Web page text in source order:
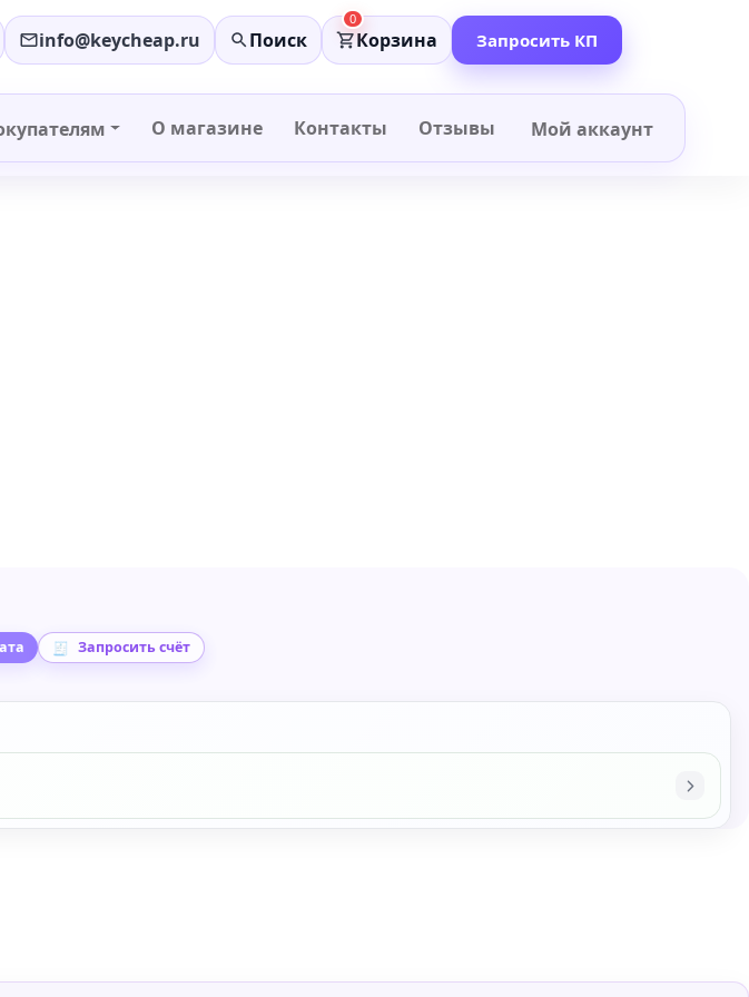
info@keycheap.ru Поиск
0
Корзина Запросить КП
О магазине Контакты Отзывы Мой аккаунт
Запросить счёт